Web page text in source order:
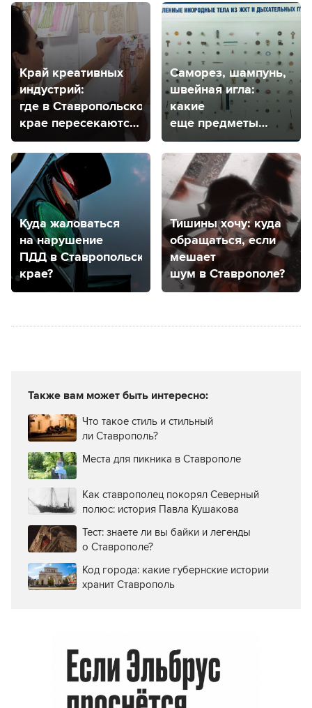
Край креативных
индустрий:
где в Ставропольском
крае пересекаются
творчество
и экономика?
Саморез, шампунь,
швейная игла:
какие
еще предметы
извлекают
из маленьких
пациентов врачи
в Ставрополе?
Куда жаловаться
на нарушение
ПДД в Ставропольском
крае?
Тишины хочу: куда
обращаться, если
мешает
шум в Ставрополе?
Также вам может быть интересно:
Что такое стиль и стильный
ли Ставрополь?
Места для пикника в Ставрополе
Как ставрополец покорял Северный
полюс: история Павла Кушакова
Тест: знаете ли вы байки и легенды
о Ставрополе?
Код города: какие губернские истории
хранит Ставрополь